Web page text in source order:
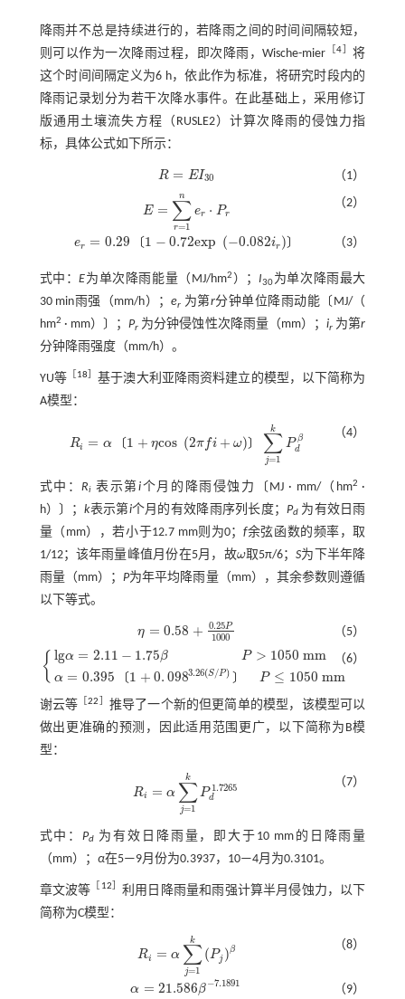
降雨并不总是持续进行的，若降雨之间的时间间隔较短，
则可以作为一次降雨过程，即次降雨，Wische-mier ［4 ］将
这个时间间隔定义为6 h，依此作为标准，将研究时段内的
降雨记录划分为若干次降水事件。在此基础上，采用修订
版通用土壤流失方程（RUSLE2）计算次降雨的侵蚀力指
标，具体公式如下所示：
R = EI30
R= EI30 （1）
E = ∑
r=1
n
er ⋅ Pr
E= ∑r= 1n e r·P r
（2）
er = 0.29 〔 1 − 0.72exp (−0.082ir )〕
er=0.291-0.72e xp -0.082ir （3）
式中：E为单次降雨能量（MJ/hm2 ）；I30为单次降雨最大
30 min雨强（mm/h）；er 为第r分钟单位降雨动能〔MJ/（
hm2 · mm）〕；Pr 为分钟侵蚀性次降雨量（mm）；ir 为第r
分钟降雨强度（mm/h）。
YU等［18］基于澳大利亚降雨资料建立的模型，以下简称为
A模型：
Ri = α 〔 1 + ηcos (2πfi + ω)〕 ∑
j=1
k
P β
d
Ri= α1 +η os 2 πf+ω∑j= 1kPdβ
（4）
式中：Ri 表示第 i个月的降雨侵蚀力〔MJ · mm/（hm2 ·
h）〕；k表示第i个月的有效降雨序列长度； Pd 为有效日雨
量（mm），若小于12.7 mm则为0；f余弦函数的频率，取
1/12；该年雨量峰值月份在5月，故ω
ω取5π/6；S为下半年降
雨量（mm）； P为年平均降雨量（mm），其余参数则遵循
以下等式。
η = 0.58 + 0.25P
1000
η =0.58+0.25 P1000 （5）
{ lgα = 2.11 − 1.75β P > 1050 mm
α = 0.395 〔 1 + 0. 0983.26(S/P) 〕 P ≤ 1050 mm
lg 2.11- 1.75β P>1050 mmα 0.395 .098 S P
（6）
谢云等 ［22
推导了一个新的但更简单的模型，该模型可以
做出更准确的预测，因此适用范围更广，以下简称为B模
型：
Ri = α ∑
j=1
k
P 1.7265
d
Ri= α∑ =1 kP d1.7265
（7）
式中：Pd 为有效日降雨量，即大于10 mm的日降雨量
（mm）； α在5—9月份为0.3937，10—4月为0.3101。
章文波等 ［ 12］ 利用日降雨量和雨强计算半月侵蚀力，以下
简称为C模型：
Ri = α ∑
j=1
k
(Pj )β
Ri= α∑ =1 kP β
（8）
α = 21.586β−7.1891
α= 21.586β-7.1891 （9）